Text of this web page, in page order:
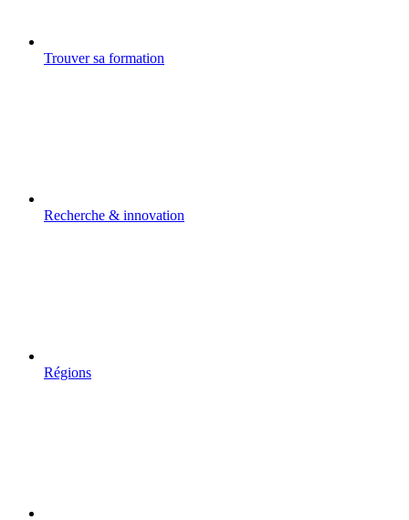
Trouver sa formation
Recherche & innovation
Régions